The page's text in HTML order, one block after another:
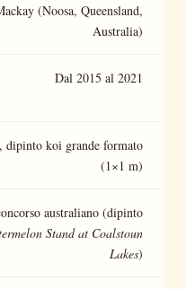
(Noosa, Queensland,
Australia)
Dal 2015 al 2021
dipinto koi grande formato
(1×1 m)
australiano (dipinto
Stand at Coalstoun
Lakes)